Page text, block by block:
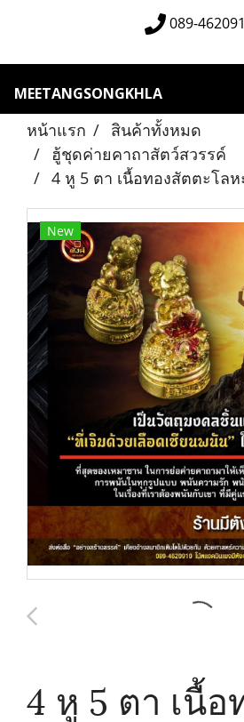
089-
MEETANGSONGKHLA
หน้าแรก
สินค้าทั้งหมด
ฮู้ชุดค่ายคาถาสัตว์สวรรค์
4 หู 5 ตา เนื้อทองสัตตะโลห
New
4 หู 5 ตา เนื้อ